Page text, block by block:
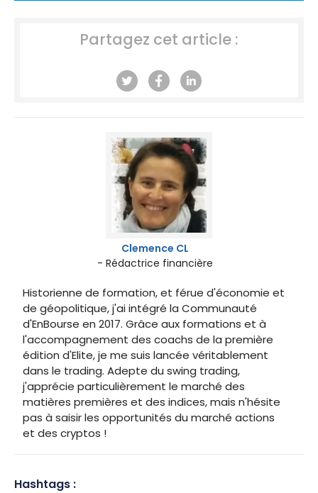
Partagez cet article :
Clemence CL
- Rédactrice financière
Historienne de formation, et férue d'économie et
de géopolitique, j'ai intégré la Communauté
d'EnBourse en 2017. Grâce aux formations et à
l'accompagnement des coachs de la première
édition d'Elite, je me suis lancée véritablement
dans le trading. Adepte du swing trading,
j'apprécie particulièrement le marché des
matières premières et des indices, mais n'hésite
pas à saisir les opportunités du marché actions
et des cryptos !
Hashtags :